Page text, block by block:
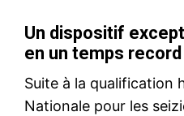
Un dispositif
en un temps record
Suite à la qualification
Nationale pour les